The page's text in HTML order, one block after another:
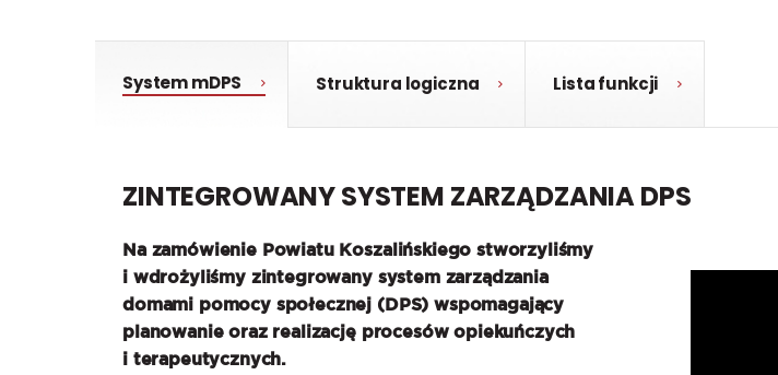
System mDPS Struktura logiczna Lista funkcji
ZINTEGROWANY SYSTEM ZARZĄDZANIA DPS
Na zamówienie Powiatu Koszalińskiego stworzyliśmy
i wdrożyliśmy zintegrowany system zarządzania
domami pomocy społecznej (DPS) wspomagający
planowanie oraz realizację procesów opiekuńczych
i terapeutycznych.